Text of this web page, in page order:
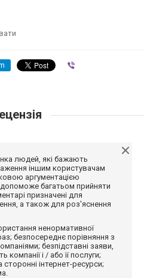
людей, які бажають
іншим користувачам
аргументацією
багатьом прийняти
призначені для
а також для роз'яснення
ненормативної
безпосереднє порівняння з
безпідставні заяви,
і / або її послуги;
інтернет-ресурси;